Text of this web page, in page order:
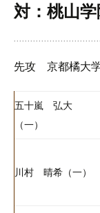
対：桃山
先攻 京都橘大
五十嵐 弘大
（一）
川村 晴希（一）